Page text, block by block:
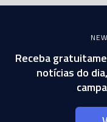
Receba
notícias do